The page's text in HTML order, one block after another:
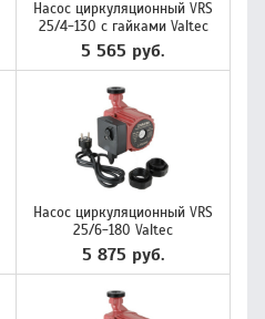
Насос циркуляционный VRS
25/4-130 с гайками Valtec
5 565 руб.
Насос циркуляционный VRS
25/6-180 Valtec
5 875 руб.